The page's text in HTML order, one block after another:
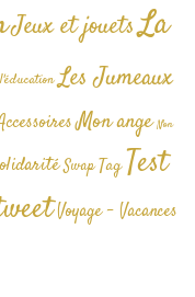
Jeux et jouetsLa
Les Jumeaux
Mon ange Non
Swap TagTest
Voyage - Vacances